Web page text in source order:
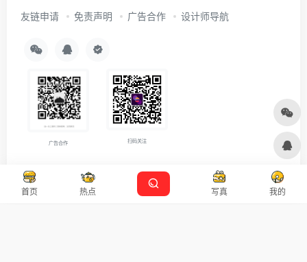
首页 热点 写真 我的
友链申请 免责声明 广告合作 设计师导航
广告合作 扫码关注
Copyright © 2026沪ICP备2021007899号-5 Designed by 设计资源